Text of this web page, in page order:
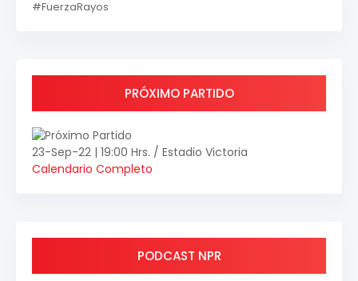
#FuerzaRayos
PRÓXIMO PARTIDO
23-Sep-22 | 19:00 Hrs. / Estadio Victoria
Calendario Completo
PODCAST NPR